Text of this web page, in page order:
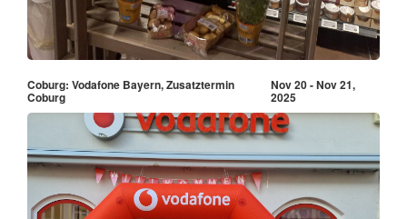
Coburg: Vodafone Bayern, Zusatztermin
Coburg
Nov 20 - Nov 21,
2025